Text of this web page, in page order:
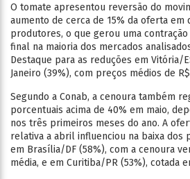
O tomate apresentou reversão do
aumento de cerca de 15% da oferta em
produtores, o que gerou uma
final na maioria dos mercados
Destaque para as reduções em Vitória/
Janeiro (39%), com preços médios de
Segundo a Conab, a cenoura também
porcentuais acima de 40% em maio,
nos três primeiros meses do ano. A
relativa a abril influenciou na baixa dos
em Brasília/DF (58%), com a cenoura
média, e em Curitiba/PR (53%), cotada